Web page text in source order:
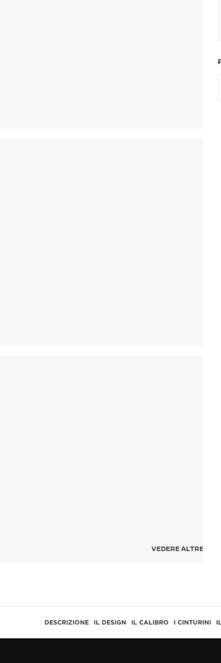
VEDERE ALTRE 4
DESCRIZIONE IL DESIGN IL CALIBRO I CINTURINI